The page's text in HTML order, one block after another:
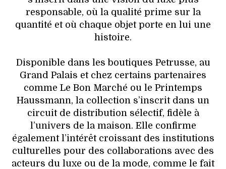
responsable, où la qualité prime sur la
quantité et où chaque objet porte en lui une
histoire.
Disponible dans les boutiques Petrusse, au
Grand Palais et chez certains partenaires
comme Le Bon Marché ou le Printemps
Haussmann, la collection s’inscrit dans un
circuit de distribution sélectif, fidèle à
l’univers de la maison. Elle confirme
également l’intérêt croissant des institutions
culturelles pour des collaborations avec des
acteurs du luxe ou de la mode, comme le fait